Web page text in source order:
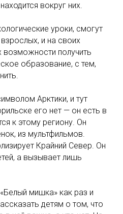
вокруг них.
уроки, смогут
и на своих
возможности получить
образование, с тем,
Арктики, и тут
его нет — он есть в
к этому региону. Он
из мультфильмов.
Крайний Север. Он
а вызывает лишь
мишка» как раз и
детям о том, что